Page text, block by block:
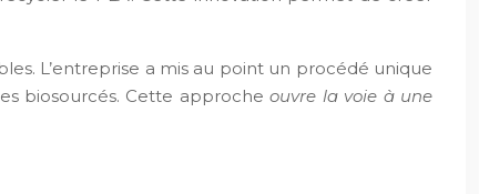
L’entreprise a mis au point un procédé unique
biosourcés. Cette approcheouvre la voie à une